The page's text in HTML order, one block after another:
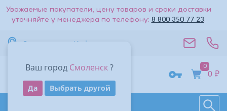
Уважаемые покупатели, цену товаров и сроки доставки
уточняйте у менеджера по телефону: 8 800 350 77 23.
Ваш город Смоленск?
Да Выбрать другой
Смоленск Информация
0
0 ₽
На большую карту
Адрес
Контакты
Поиск
Получить код
Восстановить